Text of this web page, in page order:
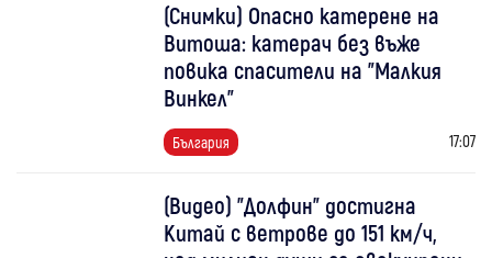
(Снимки) Опасно катерене на
Витоша: катерач без въже
повика спасители на "Малкия
Винкел"
България 17:07
(Видео) "Долфин" достигна
Китай с ветрове до 151 км/ч,